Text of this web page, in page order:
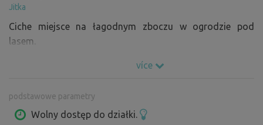
Jitka
Ciche miejsce na łagodnym zboczu w ogrodzie pod
lasem.
více
podstawowe parametry
Wolny dostęp do działki.